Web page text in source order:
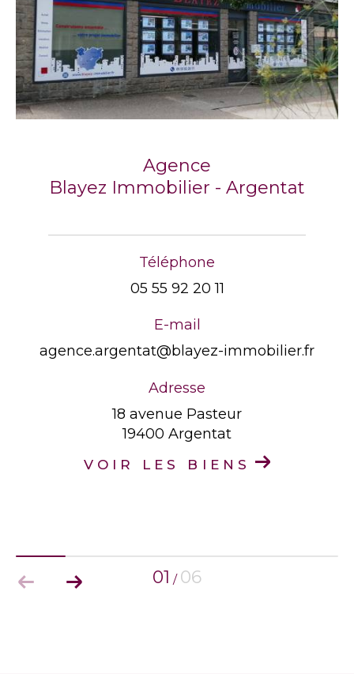
Agence
Blayez Immobilier - Argentat
Téléphone
05 55 92 20 11
E-mail
agence.argentat@blayez-immobilier.fr
Adresse
18 avenue Pasteur
19400 Argentat
VOIR LES BIENS
01 / 06